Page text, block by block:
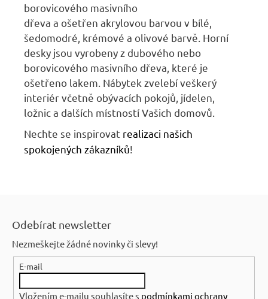
borovicového masivního
dřeva a ošetřen akrylovou barvou v bílé,
šedomodré, krémové a olivové barvě. Horní
desky jsou vyrobeny z dubového nebo
borovicového masivního dřeva, které je
ošetřeno lakem. Nábytek zvelebí veškerý
interiér včetně obývacích pokojů, jídelen,
ložnica dalších místností Vašich domovů.
Nechte se inspirovat realizaci našich
spokojených zákazníků!
Odebírat newsletter
Nezmeškejte žádné novinky či slevy!
E-mail
Vložením e-mailu souhlasíte s podmínkami ochrany